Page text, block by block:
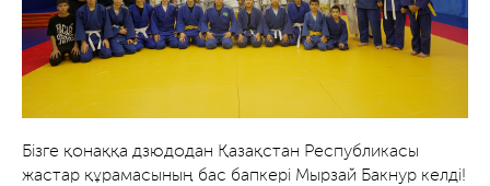
Бізге қонаққа дзюдодан Қазақстан Республикасы
жастар құрамасының бас бапкері Мырзай Бакнур келді!